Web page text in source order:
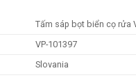
Tấm sáp bọt biển cọ rửa
VP-101397
Slovania